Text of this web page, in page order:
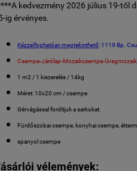
kedvezmény 2026 július 19-től
ig érvényes.
Kézzelfoghatóan megtekinthető: 1119 Bp.
Csempe-Járólap-Mozaikcsempe-
1 m2 / 1 kiszerelés / 14kg
Méret: 10x20 cm / csempe
Gérvágással fordítjuk a sarkokat.
Fürdőszobai csempe, konyhai csempe,
spanyol csempe
vélemények: